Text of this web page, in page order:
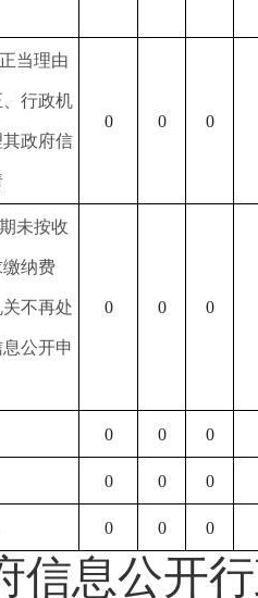
当理由
行政机
政府信
0 0 0
未按收
纳费
不再处
公开申
0 0 0
0 0 0
0 0 0
0 0 0
信息公开